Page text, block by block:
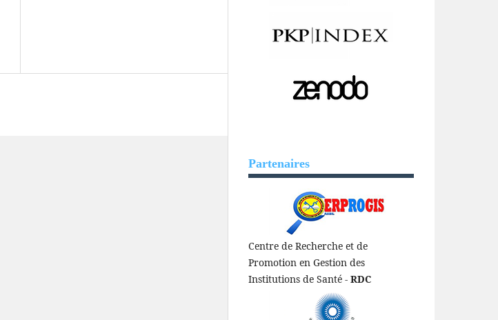
Partenaires
Centre de Recherche et de
Promotion en Gestion des
Institutions de Santé - RDC